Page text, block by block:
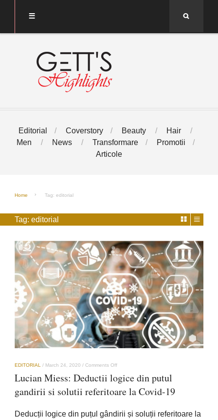
Editorial Coverstory Beauty
Hair
Men
News Transformare
Promotii
Articole
Home Tag: editorial
Tag: editorial
EDITORIAL / March 24, 2020 / Comments Offon
Miess:
logice
gandirii
Lucian Miess: Deductii logice din putul
gandirii si solutii referitoare la Covid-19
Deducții logice din puțul gândirii și soluții referitoare la